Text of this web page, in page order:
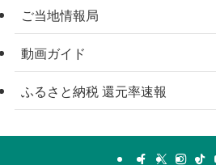
ご当地情報局
動画ガイド
ふるさと納税 還元率速報